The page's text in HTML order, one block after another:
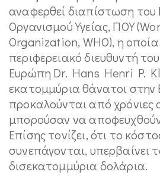
αναφερθεί διαπίστωση του
Οργανισμού Υγείας, ΠΟΥ
Organization, WHO), η οποία
περιφερειακό διευθυντή
Ευρώπη Dr. Hans Henri P.
εκατομμύρια θάνατοι
προκαλούνται από χρόνιες
μπορούσαν να
Επίσης τονίζει, ότι το
συνεπάγονται, υπερβαίνει
δισεκατομμύρια δολάρια.